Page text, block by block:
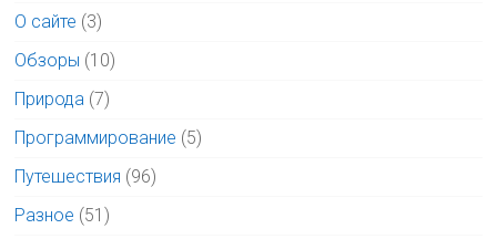
О сайте (3)
Обзоры (10)
Природа (7)
Программирование (5)
Путешествия (96)
Разное (51)